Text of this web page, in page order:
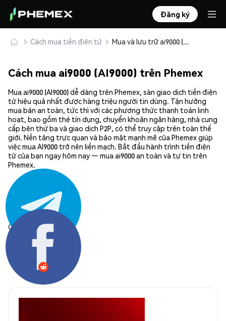
Đăng ký
Cách mua tiền điện tử Mua và lưu trữ ai9000 (AI9000) an toàn
Cách mua ai9000 (AI9000) trên Phemex
Mua ai9000 (AI9000) dễ dàng trên Phemex, sàn giao dịch tiền điện
tử hiệu quả nhất được hàng triệu người tin dùng. Tận hưởng
mua bán an toàn, tức thì với các phương thức thanh toán linh
hoạt, bao gồm thẻ tín dụng, chuyển khoản ngân hàng, nhà cung
cấp bên thứ ba và giao dịch P2P, có thể truy cập trên toàn thế
giới. Nền tảng trực quan và bảo mật mạnh mẽ của Phemex giúp
việc mua AI9000 trở nên liền mạch. Bắt đầu hành trình tiền điện
tử của bạn ngay hôm nay — mua ai9000 an toàn và tự tin trên
Phemex.
Chia sẻ: